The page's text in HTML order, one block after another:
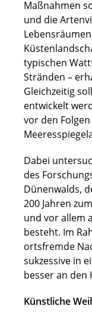
Maßnahmen
und die
typischen
Stränden –
Gleichzeitig
entwickelt
vor den
Dabei
des
Dünenwalds,
200 Jahren
und vor allem
besteht. Im
ortsfremde
sukzessive in
besser an den
Künstliche